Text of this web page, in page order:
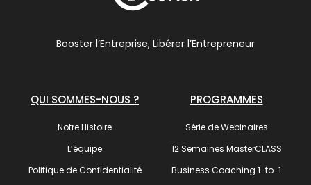
Booster l’Entreprise, Libérer l’Entrepreneur
QUI SOMMES-NOUS ?
Notre Histoire
L’équipe
Politique de Confidentialité
PROGRAMMES
Série de Webinaires
12 Semaines MasterCLASS
Business Coaching 1-to-1